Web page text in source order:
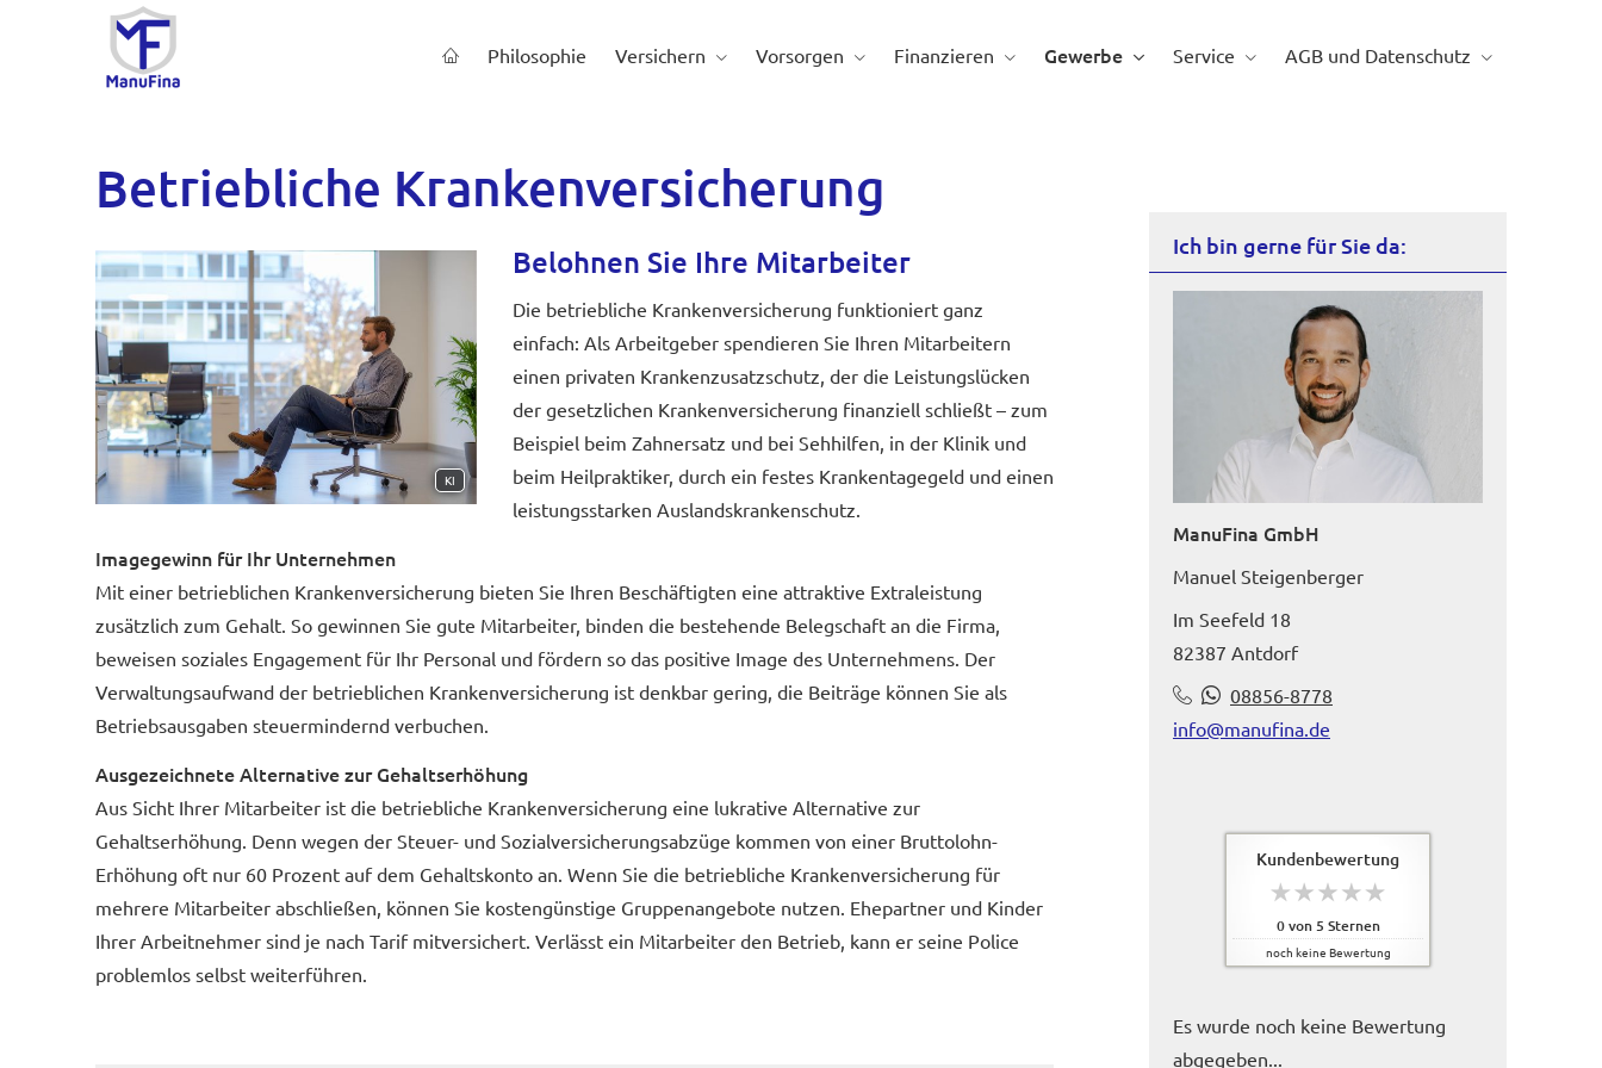
Philosophie Versichern Vorsorgen Finanzieren Gewerbe Service AGB und Datenschutz
Ich bin gerne für Sie da:
ManuFina GmbH
Manuel Steigenberger
Im Seefeld 18
82387 Antdorf
08856-8778
info@manufina.de
Kundenbewertung
0von5 Sternen
noch keine Bewertung
Es wurde noch keine Bewertung
abgegeben...
Betriebliche Kranken­ver­si­che­rung
KI
Belohnen Sie Ihre Mitarbeiter
Die betriebliche Kranken­ver­si­che­rung funktioniert ganz
einfach: Als Arbeitgeber spendieren Sie Ihren Mitarbeitern
einen privaten Krankenzusatzschutz, der die Leistungslücken
der gesetzlichen Kranken­ver­si­che­rung finanziell schließt – zum
Beispiel beim Zahnersatz und bei Sehhilfen, in der Klinik und
beim Heilpraktiker, durch ein festes Krankentagegeld und einen
leistungsstarken Auslandskrankenschutz.
Imagegewinn für Ihr Unternehmen
Mit einer betrieblichen Kranken­ver­si­che­rung bieten Sie Ihren Beschäftigten eine attraktive Extraleistung
zusätzlich zum Gehalt. So gewinnen Sie gute Mitarbeiter, binden die bestehende Belegschaft an die Firma,
beweisen soziales Engagement für Ihr Personal und fördern so das positive Image des Unternehmens. Der
Verwaltungsaufwand der betrieblichen Kranken­ver­si­che­rung ist denkbar gering, die Beiträge können Sie als
Betriebsausgaben steuermindernd verbuchen.
Ausgezeichnete Alternative zur Gehaltserhöhung
Aus Sicht Ihrer Mitarbeiter ist die betriebliche Kranken­ver­si­che­rung eine lukrative Alternative zur
Gehaltserhöhung. Denn wegen der Steuer- und Sozialversicherungsabzüge kommen von einer Bruttolohn-
Erhöhung oft nur 60 Prozent auf dem Gehaltskonto an. Wenn Sie die betriebliche Kranken­ver­si­che­rung für
mehrere Mitarbeiter abschließen, können Sie kostengünstige Gruppenangebote nutzen. Ehepartner und Kinder
Ihrer Arbeitnehmer sind je nach Tarif mitversichert. Verlässt ein Mitarbeiter den Betrieb, kann er seine Police
problemlos selbst weiterführen.